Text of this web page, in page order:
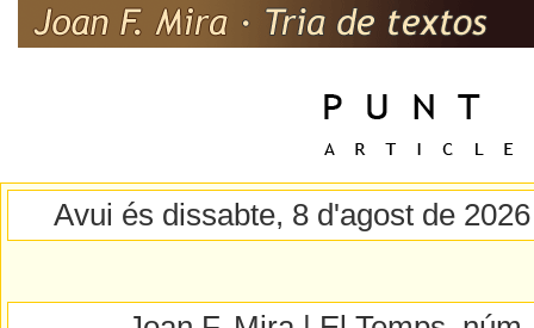
Avui és dissabte, 8 d'agost de 2026